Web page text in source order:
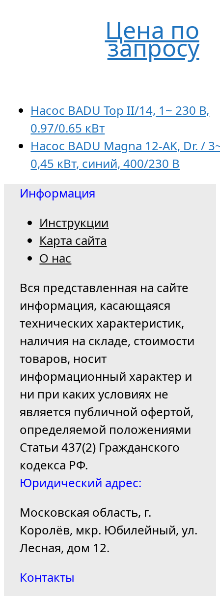
Цена по
запросу
Насос BADU Top II/14, 1~ 230 В,
0.97/0.65 кВт
Насос BADU Magna 12-AK, Dr. /
0,45 кВт, синий, 400/230 В
Информация
Инструкции
Карта сайта
О нас
Вся представленная на сайте
информация, касающаяся
технических характеристик,
наличия на складе, стоимости
товаров, носит
информационный характер и
ни при каких условиях не
является публичной офертой,
определяемой положениями
Статьи 437(2) Гражданского
кодекса РФ.
Юридический адрес:
Московская область, г.
Королёв, мкр. Юбилейный, ул.
Лесная, дом 12.
Контакты